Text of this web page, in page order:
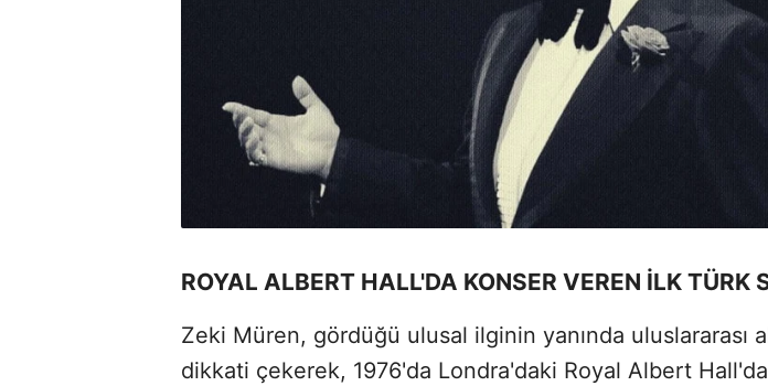
ROYAL ALBERT HALL'DA KONSER VEREN İLK TÜRK
Zeki Müren, gördüğü ulusal ilginin yanında uluslararası
dikkati çekerek, 1976'da Londra'daki Royal Albert